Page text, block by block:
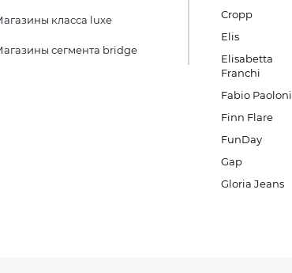
класса luxe
сегмента bridge
Cropp
Elis
Elisabetta
Franchi
Fabio Paoloni
Finn Flare
FunDay
Gap
Gloria Jeans